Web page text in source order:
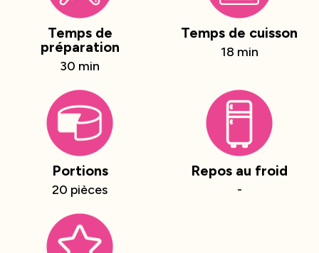
Temps de
préparation
30 min
Temps de cuisson
18 min
Portions
20 pièces
Repos au froid
-